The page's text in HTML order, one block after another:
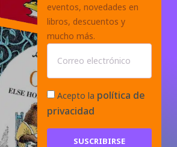
eventos, novedades en
libros, descuentos y
mucho más.
Acepto la política de
privacidad
SUSCRIBIRSE